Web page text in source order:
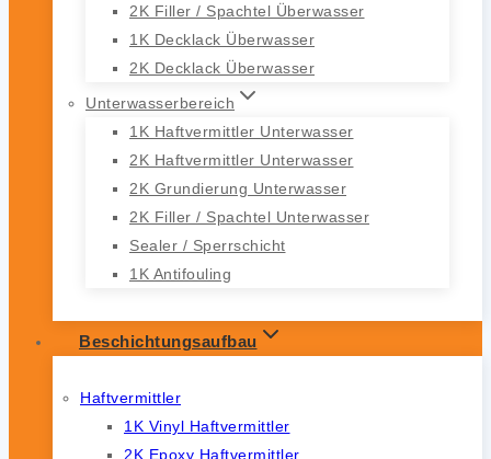
2K Filler / Spachtel Überwasser
1K Decklack Überwasser
2K Decklack Überwasser
Unterwasserbereich
1K Haftvermittler Unterwasser
2K Haftvermittler Unterwasser
2K Grundierung Unterwasser
2K Filler / Spachtel Unterwasser
Sealer / Sperrschicht
1K Antifouling
Beschichtungsaufbau
Haftvermittler
1K Vinyl Haftvermittler
2K Epoxy Haftvermittler